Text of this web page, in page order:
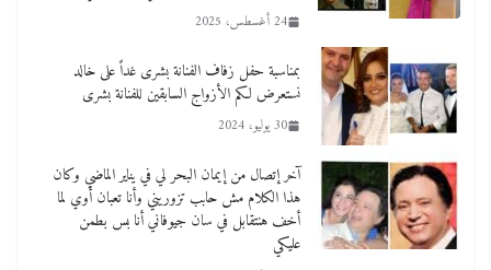
24 أغسطس، 2025
بمناسبة حفل زفاف الفنانة بشرى غداً على خالد
نستعرض لكم الأزواج السابقين للفنانة بشرى
30 يوليو، 2024
آخر إتصال من إيمان البحر لي في يناير الماضي وكان
هذا الكلام مش حابب تزوريني وأنا تعبان أوي لما
أخف هنتقابل في سان جيوفاني أنا بس بطمن
عليكي